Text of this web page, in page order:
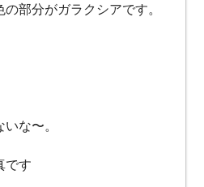
部分がガラクシアです。
な〜。
です